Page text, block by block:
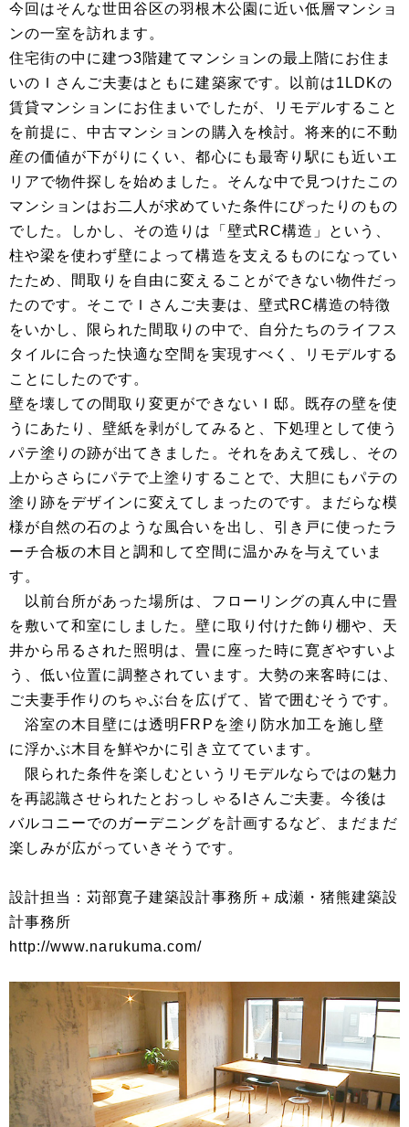
今回はそんな世田谷区の羽根木公園に近い低層マンショ
ンの一室を訪れます。
住宅街の中に建つ3階建てマンションの最上階にお住ま
いのＩさんご夫妻はともに建築家です。以前は1LDKの
賃貸マンションにお住まいでしたが、リモデルすること
を前提に、中古マンションの購入を検討。将来的に不動
産の価値が下がりにくい、都心にも最寄り駅にも近いエ
リアで物件探しを始めました。そんな中で見つけたこの
マンションはお二人が求めていた条件にぴったりのもの
でした。しかし、その造りは「壁式RC構造」という、
柱や梁を使わず壁によって構造を支えるものになってい
たため、間取りを自由に変えることができない物件だっ
たのです。そこでＩさんご夫妻は、壁式RC構造の特徴
をいかし、限られた間取りの中で、自分たちのライフス
タイルに合った快適な空間を実現すべく、リモデルする
ことにしたのです。
壁を壊しての間取り変更ができないＩ邸。既存の壁を使
うにあたり、壁紙を剥がしてみると、下処理として使う
パテ塗りの跡が出てきました。それをあえて残し、その
上からさらにパテで上塗りすることで、大胆にもパテの
塗り跡をデザインに変えてしまったのです。まだらな模
様が自然の石のような風合いを出し、引き戸に使ったラ
ーチ合板の木目と調和して空間に温かみを与えていま
す。
以前台所があった場所は、フローリングの真ん中に畳
を敷いて和室にしました。壁に取り付けた飾り棚や、天
井から吊るされた照明は、畳に座った時に寛ぎやすいよ
う、低い位置に調整されています。大勢の来客時には、
ご夫妻手作りのちゃぶ台を広げて、皆で囲むそうです。
浴室の木目壁には透明FRPを塗り防水加工を施し壁
に浮かぶ木目を鮮やかに引き立てています。
限られた条件を楽しむというリモデルならではの魅力
を再認識させられたとおっしゃるIさんご夫妻。今後は
バルコニーでのガーデニングを計画するなど、まだまだ
楽しみが広がっていきそうです。
設計担当：苅部寛子建築設計事務所＋成瀬・猪熊建築設
計事務所
http://www.narukuma.com/